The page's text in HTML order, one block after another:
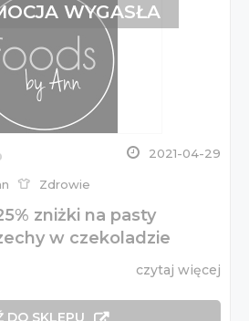
2021-04-29
Zdrowie
zniżki na pasty
w czekoladzie
czytaj więcej
DO SKLEPU
WYGASŁA